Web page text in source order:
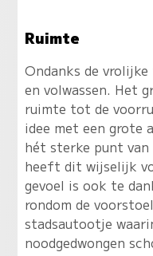
Ruimte
Ondanks de
en volwassen. Het
ruimte tot de
idee met een grote
hét sterke punt van
heeft dit wijselijk
gevoel is ook te
rondom de
stadsautootje
noodgedwongen